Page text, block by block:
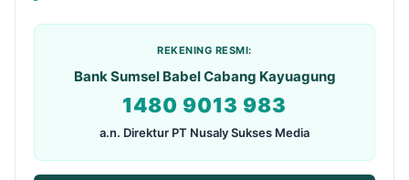
REKENING RESMI:
Bank Sumsel Babel Cabang Kayuagung
1480 9013 983
a.n. Direktur PT Nusaly Sukses Media